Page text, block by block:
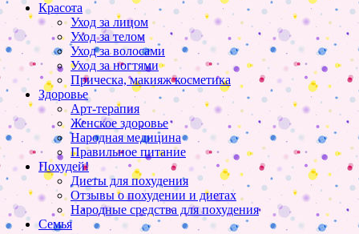
Красота
Уход за лицом
Уход за телом
Уход за волосами
Уход за ногтями
Прическа, макияж косметика
Здоровье
Арт-терапия
Женское здоровье
Народная медицина
Правильное питание
Похудей!
Диеты для похудения
Отзывы о похудении и диетах
Народные средства для похудения
Семья